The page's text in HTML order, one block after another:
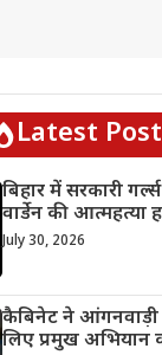
Latest Post
बिहार में सरकारी
वार्डेन की आत्महत्या
July 30, 2026
कैबिनेट ने आंगनवाड़ी
लिए प्रमुख अभियान